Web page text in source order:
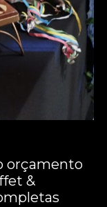
orçamento
&